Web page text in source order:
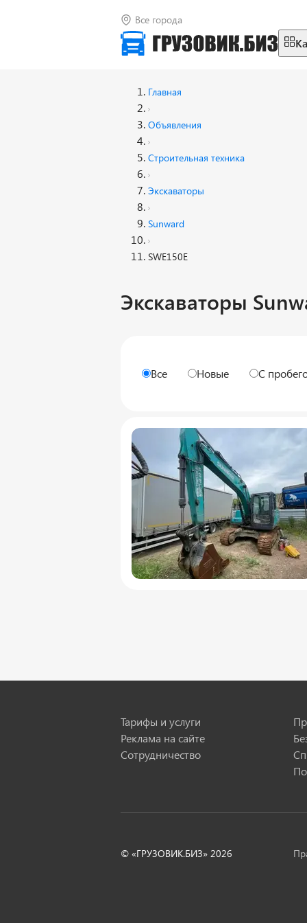
Все города
Главная
Объявления
Строительная техника
Экскаваторы
Sunward
SWE150E
Экскаваторы
Все Новые С
еще5 фото
Тарифы и услуги
Реклама на сайте
Сотрудничество
© «ГРУЗОВИК.БИЗ» 2026